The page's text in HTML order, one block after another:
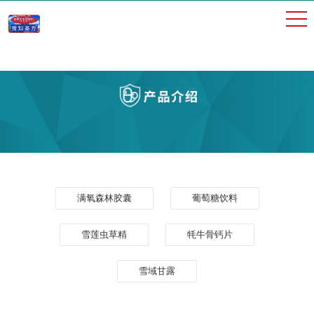
满氧森林胶囊 葡萄糖饮料
雪莲虫草精 牦牛骨钙片
雪域甘露